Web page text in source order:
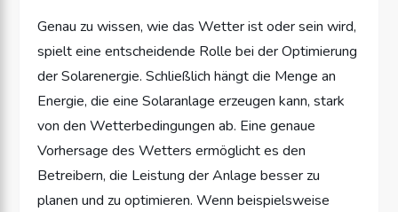
Genau zu wissen, wie das Wetter ist oder sein wird,
spielt eine entscheidende Rolle bei der Optimierung
der Solarenergie. Schließlich hängt die Menge an
Energie, die eine Solaranlage erzeugen kann, stark
von den Wetterbedingungen ab. Eine genaue
Vorhersage des Wetters ermöglicht es den
Betreibern, die Leistung der Anlage besser zu
planen und zu optimieren. Wenn beispielsweise